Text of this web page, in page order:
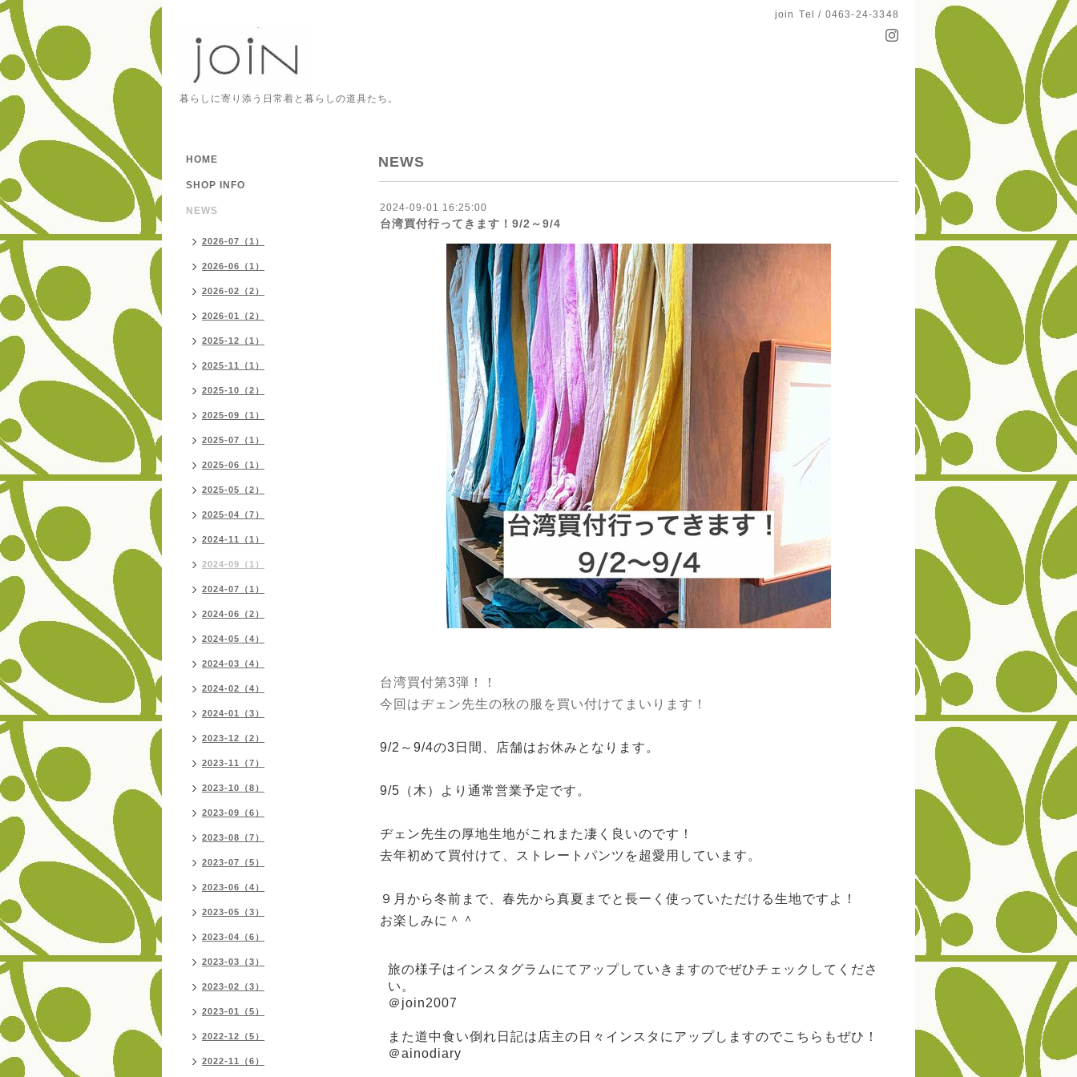
join Tel / 0463-24-3348
暮らしに寄り添う日常着と暮らしの道具たち。
NEWS
2024-09-01 16:25:00
台湾買付行ってきます！9/2～9/4
台湾買付第3弾！！
今回はヂェン先生の秋の服を買い付けてまいります！
9/2～9/4の3日間、店舗はお休みとなります。
9/5（木）より通常営業予定です。
ヂェン先生の厚地生地がこれまた凄く良いのです！
去年初めて買付けて、ストレートパンツを超愛用しています。
９月から冬前まで、春先から真夏までと長ーく使っていただける生地ですよ！
お楽しみに＾＾
旅の様子はインスタグラムにてアップしていきますのでぜひチェックしてくださ
い。
＠join2007
また道中食い倒れ日記は店主の日々インスタにアップしますのでこちらもぜひ！
＠ainodiary
HOME
SHOP INFO
NEWS
2026-07（1）
2026-06（1）
2026-02（2）
2026-01（2）
2025-12（1）
2025-11（1）
2025-10（2）
2025-09（1）
2025-07（1）
2025-06（1）
2025-05（2）
2025-04（7）
2024-11（1）
2024-09（1）
2024-07（1）
2024-06（2）
2024-05（4）
2024-03（4）
2024-02（4）
2024-01（3）
2023-12（2）
2023-11（7）
2023-10（8）
2023-09（6）
2023-08（7）
2023-07（5）
2023-06（4）
2023-05（3）
2023-04（6）
2023-03（3）
2023-02（3）
2023-01（5）
2022-12（5）
2022-11（6）